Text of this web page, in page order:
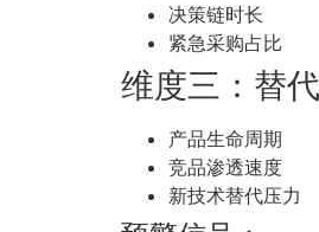
决策链时长
紧急采购占比
维度三：替
产品生命周期
竞品渗透速度
新技术替代压力